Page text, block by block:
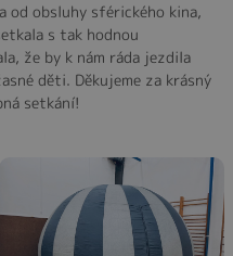
od obsluhy sférického kina,
s tak hodnou
že by k nám ráda jezdila
děti. Děkujeme za krásný
setkání!